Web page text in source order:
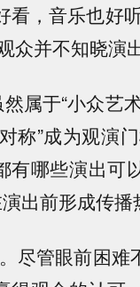
，音乐也好
众并不知晓演
属于“小众艺
称”成为观演
哪些演出可
出前形成传播
尽管眼前困难